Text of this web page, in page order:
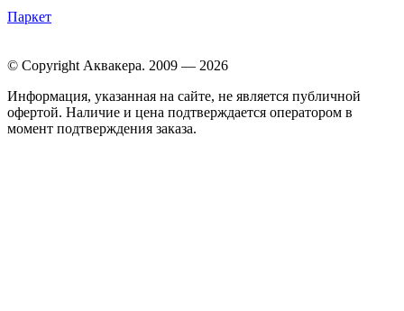
Паркет
© Copyright Аквакера. 2009 — 2026
Информация, указанная на сайте, не является публичной
офертой. Наличие и цена подтверждается оператором в
момент подтверждения заказа.